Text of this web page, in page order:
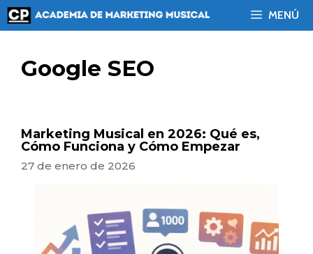
Saltar
al
contenido
MENÚ
Google SEO
Marketing Musical en 2026: Qué es,
Cómo Funciona y Cómo Empezar
27 de enero de 2026